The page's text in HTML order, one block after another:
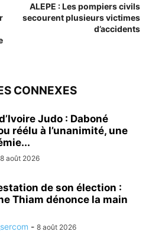
ALEPE : Les pompiers civils
secourent plusieurs victimes
d’accidents
CONNEXES
Judo : Daboné
réélu à l’unanimité, une
8 août 2026
de son élection :
Thiam dénonce la main
- 8 août 2026